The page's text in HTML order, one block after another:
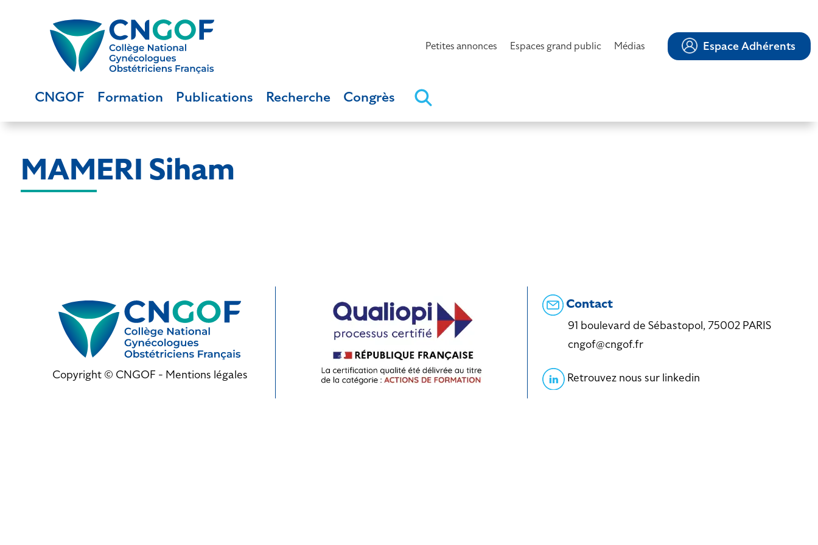
Petites annonces Espaces grand public Médias Espace Adhérents
CNGOF Formation Publications Recherche Congrès
MAMERI Siham
Copyright © CNGOF - Mentions légales
Contact
91 boulevard de Sébastopol, 75002 PARIS
cngof@cngof.fr
Retrouvez nous sur linkedin